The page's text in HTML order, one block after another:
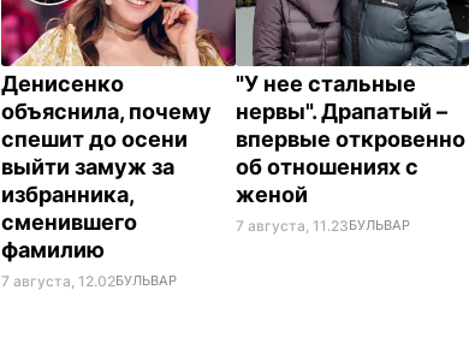
Денисенко
объяснила, почему
спешит до осени
выйти замуж за
избранника,
сменившего
фамилию
7 августа, 12.02БУЛЬВАР
"У нее стальные
нервы". Драпатый –
впервые откровенно
об отношениях с
женой
7 августа, 11.23БУЛЬВАР